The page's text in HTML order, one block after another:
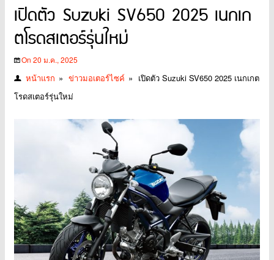
เปิดตัว Suzuki SV650 2025 เนกเก
ตโรดสเตอร์รุ่นใหม่
On 20 ม.ค., 2025
หน้าแรก » ข่าวมอเตอร์ไซค์ » เปิดตัว Suzuki SV650 2025 เนกเกต
โรดสเตอร์รุ่นใหม่